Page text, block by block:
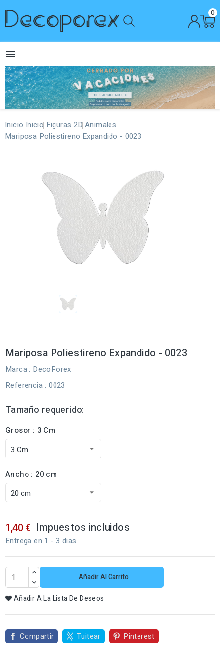
0

Inicio Inicio Figuras 2D Animales
Mariposa Poliestireno Expandido - 0023
Mariposa Poliestireno Expandido - 0023
Marca : DecoPorex
Referencia : 0023
Tamaño requerido:
Grosor : 3 Cm
Ancho : 20 cm
1,40 € Impuestos incluidos
Entrega en 1 - 3 dias
Añadir Al Carrito
Añadir A La Lista De Deseos
Compartir Tuitear Pinterest